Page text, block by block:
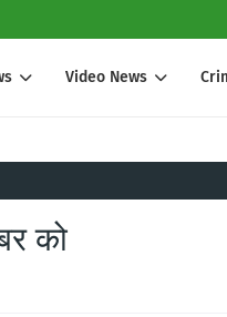
Video News
को